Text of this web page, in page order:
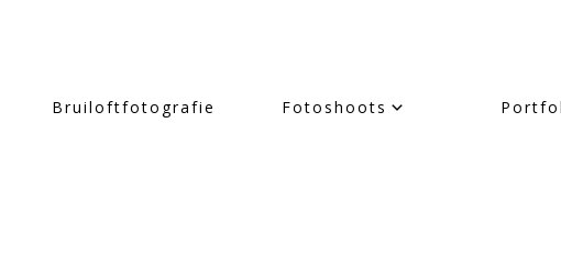
Bruiloftfotografie Fotoshoots